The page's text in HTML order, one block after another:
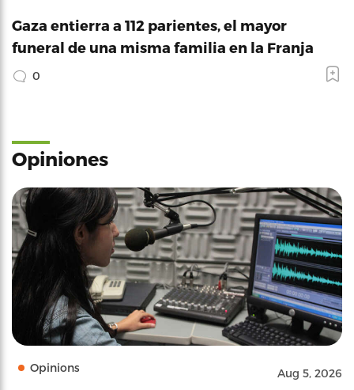
Gaza entierra a 112 parientes, el mayor
funeral de una misma familia en la Franja
0
Opiniones
Opinions Aug 5, 2026